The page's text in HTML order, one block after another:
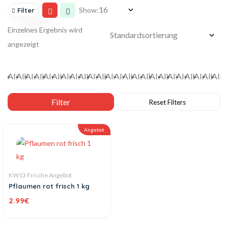
Filter Show:
Einzelnes Ergebnis wird
angezeigt
Angebot
KW13 Frische Angebot
Pflaumen rot frisch 1 kg
2.99€